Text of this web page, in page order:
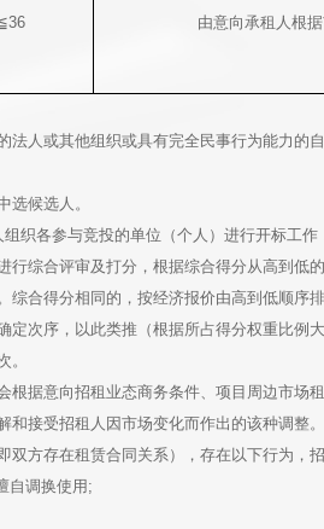
由意向承租人根
人或其他组织或具有完全民事行为能力的自
选候选人。
组织各参与竞投的单位（个人）进行开标工
行综合评审及打分，根据综合得分从高到低
综合得分相同的，按经济报价由高到低顺序
定次序，以此类推（根据所占得分权重比例
。
根据意向招租业态商务条件、项目周边市场
接受招租人因市场变化而作出的该种调整。
双方存在租赁合同关系），存在以下行为，
自调换使用;